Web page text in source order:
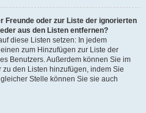
Freunde oder zur Liste der ignorierten
aus den Listen entfernen?
diese Listen setzen: In jedem
zum Hinzufügen zur Liste der
Benutzers. Außerdem können Sie im
den Listen hinzufügen, indem Sie
Stelle können Sie sie auch